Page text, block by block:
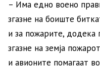
– Има едно воено
згазне на боиште
и за пожарите, додека
згазне на земја
и авионите помагаат